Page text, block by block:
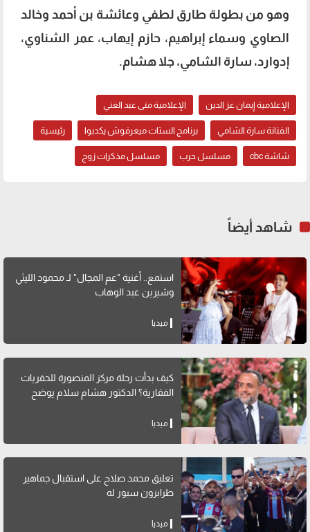
وهو من بطولة طارق لطفي وعائشة بن أحمد وخالد
الصاوي وسماء إبراهيم، حازم إيهاب، عمر الشناوي،
إدوارد، سارة الشامي، جلا هشام.
الإعلامية إيمان عز الدين الإعلامية منى عبد الغني
الفنانة سارة الشامي برنامج الستات ميعرفوش يكدبوا رئيسية
شاشة cbc مسلسل حرب مسلسل مذكرات زوج
شاهد أيضاً
استمع.. أغنية "عم المجال" لـ محمود الليثي
وشيرين عبد الوهاب
ميديا
كيف بدأت رحلة مركز المنصورة للحفريات
الفقارية؟ الدكتور هشام سلام يوضح
ميديا
تعليق محمد صلاح على استقبال جماهير
طرابزون سبور له
ميديا